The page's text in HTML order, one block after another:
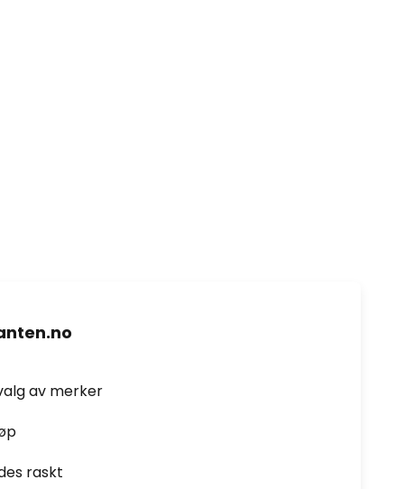
av merker
raskt